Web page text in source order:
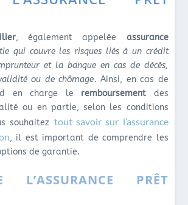
, également appelée assurance
qui couvre les risques liés à un crédit
et la banque en cas de décès,
ou de chômage. Ainsi, en cas de
en charge le remboursement des
ou en partie, selon les conditions
souhaitez tout savoir sur l’assurance
, il est important de comprendre les
de garantie.
L’ASSURANCE PRÊT